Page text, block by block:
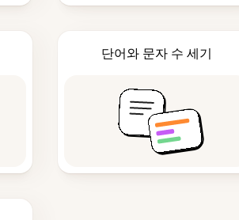
단어와 문자 수 세기